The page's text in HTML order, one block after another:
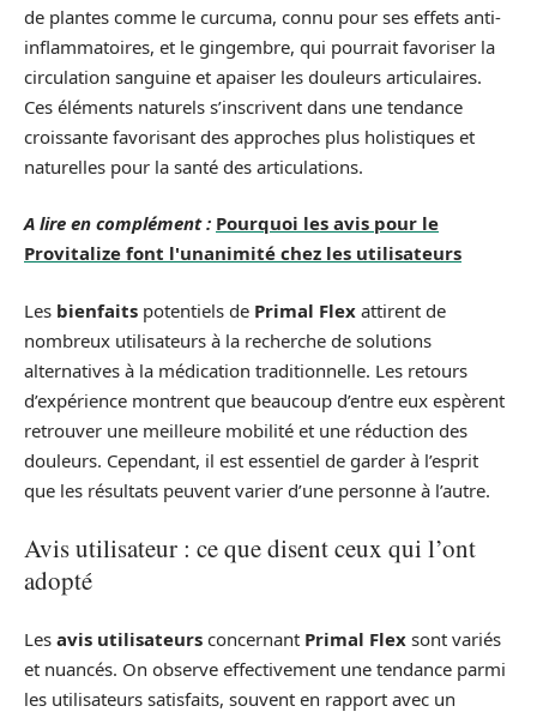
de plantes comme le curcuma, connu pour ses effets anti-
inflammatoires, et le gingembre, qui pourrait favoriser la
circulation sanguine et apaiser les douleurs articulaires.
Ces éléments naturels s’inscrivent dans une tendance
croissante favorisant des approches plus holistiques et
naturelles pour la santé des articulations.
A lire en complément : Pourquoi les avis pour le
Provitalize font l'unanimité chez les utilisateurs
Les bienfaits potentiels de Primal Flex attirent de
nombreux utilisateurs à la recherche de solutions
alternatives à la médication traditionnelle. Les retours
d’expérience montrent que beaucoup d’entre eux espèrent
retrouver une meilleure mobilité et une réduction des
douleurs. Cependant, il est essentiel de garder à l’esprit
que les résultats peuvent varier d’une personne à l’autre.
Avis utilisateur : ce que disent ceux qui l’ont
adopté
Les avis utilisateurs concernant Primal Flex sont variés
et nuancés. On observe effectivement une tendance parmi
les utilisateurs satisfaits, souvent en rapport avec un